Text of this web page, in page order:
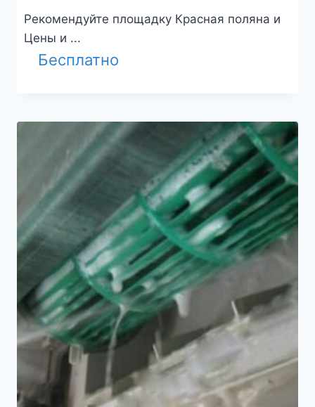
Рекомендуйте площадку Красная поляна и
Цены и ...
Бесплатно